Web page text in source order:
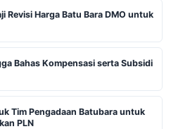
Revisi Harga Batu Bara DMO untuk
Bahas Kompensasi serta Subsidi
Tim Pengadaan Batubara untuk
PLN